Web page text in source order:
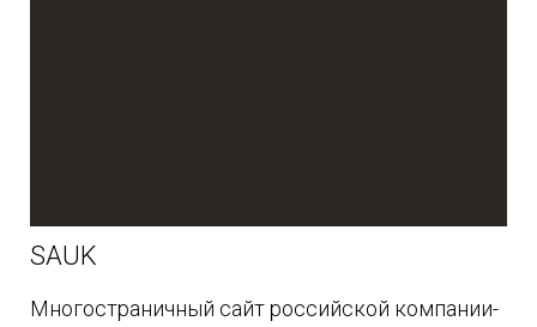
SAUK
Многостраничный сайт российской компании-